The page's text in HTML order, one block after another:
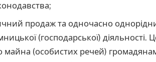
продаж та одночасно
(господарської) діяльності.
майна (особистих речей)